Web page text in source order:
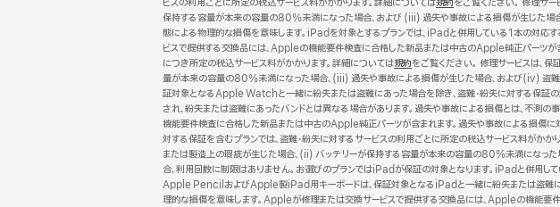
規
ウ
イ
ン
ド
ウ
で
開
き
ま
す）
保持する容量が本来の容量の80%未満になった場合、および (iii) 過失や事故による損傷が生じた場
態による物理的な損傷を意味します。iPadを対象とするプランでは、iPadと併用している1本の
ビスで提供する交換品には、Appleの機能要件検査に合格した新品または中古のApple純正パーツが
につき所定の税込サービス料がかかります。詳細については規約（新
規
ウ
イ
ン
ド
ウ
で
開
き
をご覧ください。 修理サービスは、
量が本来の容量の80%未満になった場合、(iii) 過失や事故による損傷が生じた場合、および(iv) 盗
証対象となるApple Watchと一緒に紛失または盗難にあった場合を除き、盗難・紛失に対する保証
され、紛失または盗難にあったバンドとは異なる場合があります。過失や事故による損傷とは、不
機能要件検査に合格した新品または中古のApple純正パーツが含まれます。過失や事故による損傷に
対する保証を含むプランでは、盗難・紛失に対するサービスの利用ごとに所定の税込サービス料がかか
または製造上の瑕疵が生じた場合、(ii) バッテリーが保持する容量が本来の容量の80%未満になっ
合、利用回数に制限はありません。お選びのプランではiPadが保証の対象となります。iPadと併
Apple PencilおよびApple製iPad用キーボードは、保証対象となるiPadと一緒に紛失または盗難に
理的な損傷を意味します。Appleが修理または交換サービスで提供する交換品には、Appleの機能要